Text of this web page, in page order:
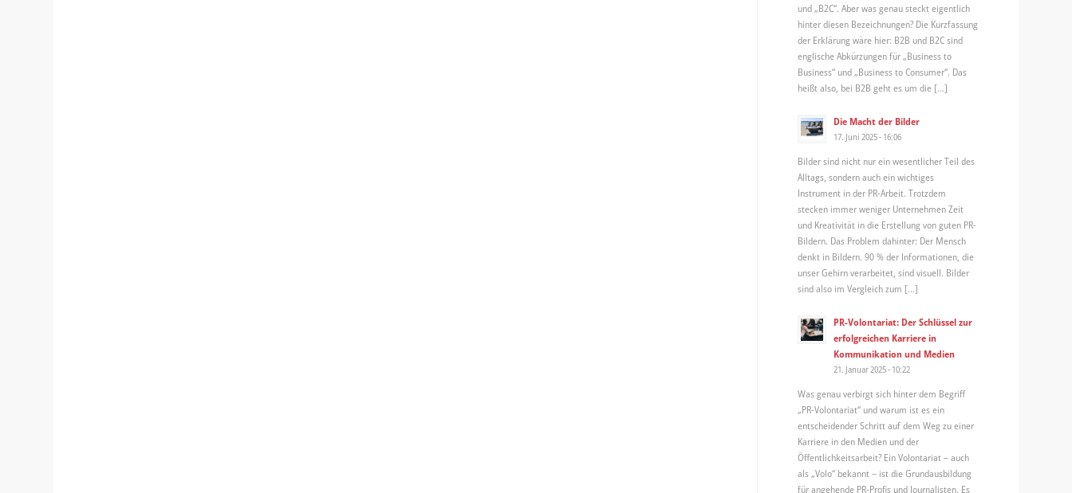
und „B2C“. Aber was genau steckt eigentlich
hinter diesen Bezeichnungen? Die Kurzfassung
der Erklärung wäre hier: B2B und B2C sind
englische Abkürzungen für „Business to
Business“ und „Business to Consumer“. Das
heißt also, bei B2B geht es um die […]
Die Macht der Bilder
17. Juni 2025 - 16:06
Bilder sind nicht nur ein wesentlicher Teil des
Alltags, sondern auch ein wichtiges
Instrument in der PR-Arbeit. Trotzdem
stecken immer weniger Unternehmen Zeit
und Kreativität in die Erstellung von guten PR-
Bildern. Das Problem dahinter: Der Mensch
denkt in Bildern. 90 % der Informationen, die
unser Gehirn verarbeitet, sind visuell. Bilder
sind also im Vergleich zum […]
PR-Volontariat: Der Schlüssel zur
erfolgreichen Karriere in
Kommunikation und Medien
21. Januar 2025 - 10:22
Was genau verbirgt sich hinter dem Begriff
„PR-Volontariat“ und warum ist es ein
entscheidender Schritt auf dem Weg zu einer
Karriere in den Medien und der
Öffentlichkeitsarbeit? Ein Volontariat – auch
als „Volo“ bekannt – ist die Grundausbildung
für angehende PR-Profis und Journalisten. Es